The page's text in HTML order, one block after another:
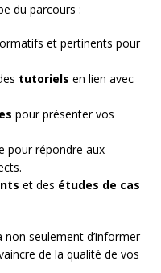
du parcours :
et pertinents pour
tutoriels en lien avec
pour présenter vos
pour répondre aux
et des études de cas
seulement d’informer
de la qualité de vos